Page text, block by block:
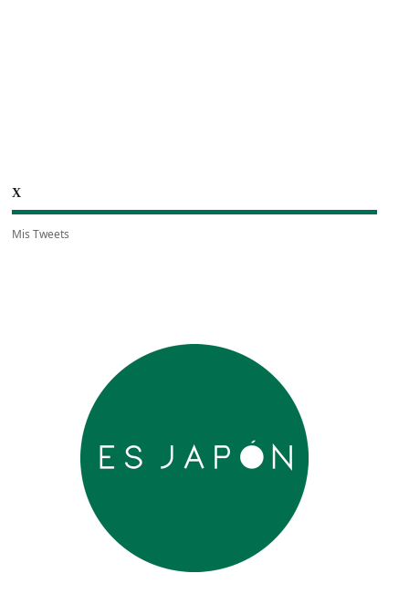
X
Mis Tweets